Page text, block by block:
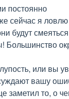
постоянно
сейчас я
будут
Большинство
или вы
вашу
заметил то, о